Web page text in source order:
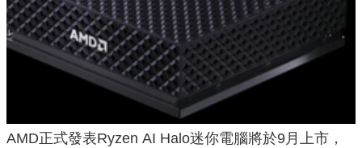
AMD正式發表Ryzen AI Halo迷你電腦將於9月上市，